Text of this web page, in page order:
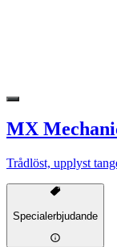
MX
Trådlöst, upplyst
Specialerbjudande